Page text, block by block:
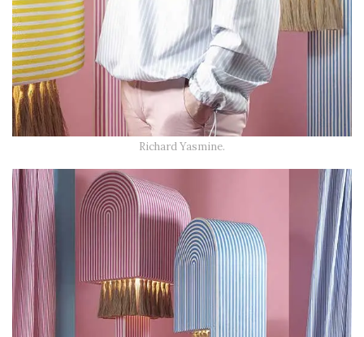
Richard Yasmine.